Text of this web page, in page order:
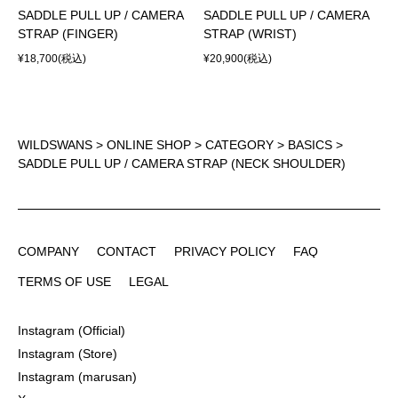
SADDLE PULL UP / CAMERA
STRAP (FINGER)
¥18,700(税込)
SADDLE PULL UP / CAMERA
STRAP (WRIST)
¥20,900(税込)
WILDSWANS > ONLINE SHOP > CATEGORY > BASICS >
SADDLE PULL UP / CAMERA STRAP (NECK SHOULDER)
COMPANY
CONTACT
PRIVACY POLICY
FAQ
TERMS OF USE
LEGAL
Instagram (Official)
Instagram (Store)
Instagram (marusan)